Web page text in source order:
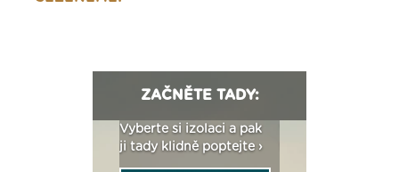
ZAČNĚTE TADY:
Vyberte si izolaci a pak
ji tady klidně poptejte ›